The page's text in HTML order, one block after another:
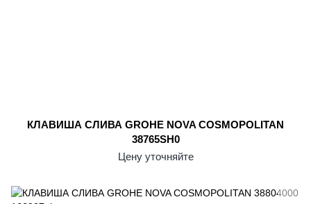
КЛАВИША СЛИВА GROHE NOVA COSMOPOLITAN
38765SH0
Цену уточняйте